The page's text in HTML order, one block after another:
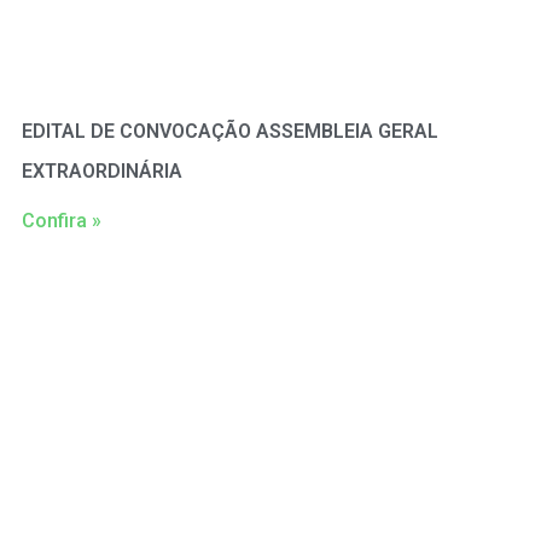
EDITAL DE CONVOCAÇÃO ASSEMBLEIA GERAL
EXTRAORDINÁRIA
Confira »